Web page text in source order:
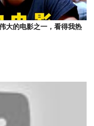
大的电影之一，看得我热